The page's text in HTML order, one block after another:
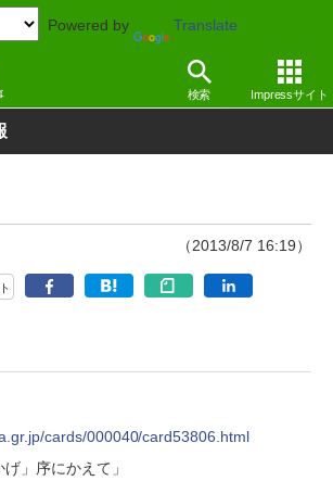
Powered by Translate
検索 Impressサイト
アップデート
（2013/8/7 16:19）
cards/000040/card53806.html
げ」序にかえて」